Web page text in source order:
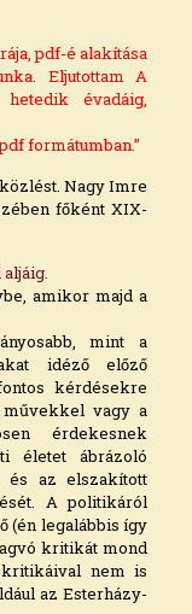
pdf-é alakítása
Eljutottam A
hetedik évadáig,
formátumban.”
Nagy Imre
főként XIX-
amikor majd a
mint a
idéző előző
kérdésekre
vagy a
érdekesnek
életet ábrázoló
és az elszakított
A politikáról
(én legalábbis így
kritikát mond
nem is
az Esterházy-